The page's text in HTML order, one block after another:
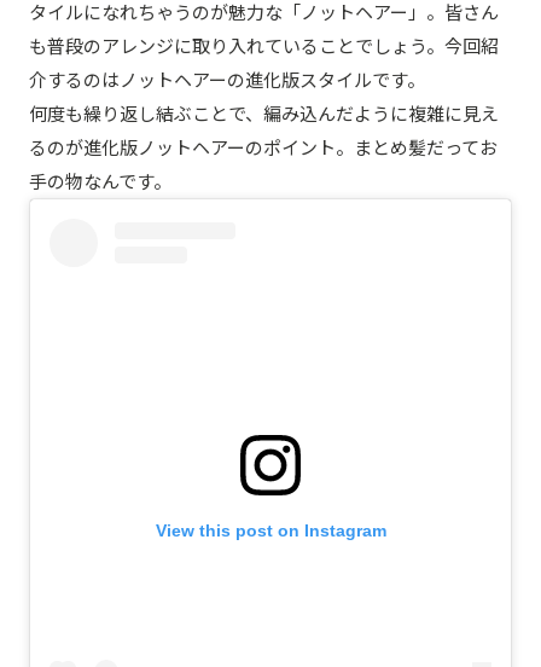
タイルになれちゃうのが魅力な「ノットヘアー」。皆さん
も普段のアレンジに取り入れていることでしょう。今回紹
介するのはノットヘアーの進化版スタイルです。
何度も繰り返し結ぶことで、編み込んだように複雑に見え
るのが進化版ノットヘアーのポイント。まとめ髪だってお
手の物なんです。
View this post on Instagram